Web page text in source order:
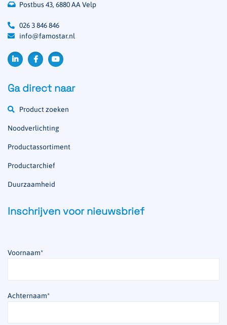
Postbus 43, 6880 AA Velp
026 3 846 846
info@famostar.nl
Ga direct naar
Product zoeken
Noodverlichting
Productassortiment
Productarchief
Duurzaamheid
Inschrijven voor nieuwsbrief
Voornaam*
Achternaam*